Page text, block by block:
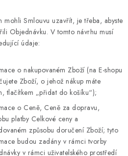
mohli Smlouvu uzavřít, je třeba, abyste
Objednávku. V tomto návrhu musí
údaje:
o nakupovaném Zboží (na E-shopu
Zboží, o jehož nákup máte
tlačítkem „přidat do košíku“);
o Ceně, Ceně za dopravu,
platby Celkové ceny a
způsobu doručení Zboží; tyto
budou zadány v rámci tvorby
v rámci uživatelského prostředí